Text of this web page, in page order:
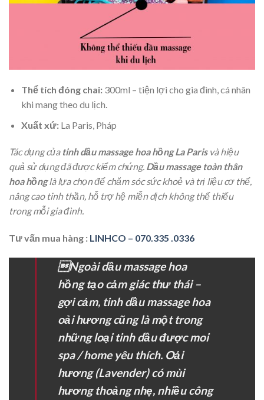
Thể tích đóng chai: 300ml – tiện lợi cho gia đình, cá nhân
khi mang theo du lịch.
Xuất xứ: La Paris, Pháp
Tác dụng của tinh dầu massage hoa hồng La Parisvà hiệu
quả sử dụng đã được kiểm chứng. Dầu massage toàn thân
hoa hồnglà lựa chọn để chăm sóc sức khoẻ và trị liệu cơ thể,
nâng cao tinh thần, hỗ trợ hệ miễn dịch không thể thiếu
trong mỗi gia đình.
Tư vấn mua hàng : LINHCO – 070.335 .0336
Ngoài dầu massage hoa
hồng tạo cảm giác thư thái –
gợi cảm, tinh dầu massage hoa
oải hương cũng là một trong
những loại tinh dầu được moi
spa / home yêu thích. Oải
hương (Lavender) có mùi
hương thoảng nhẹ, nhiều công